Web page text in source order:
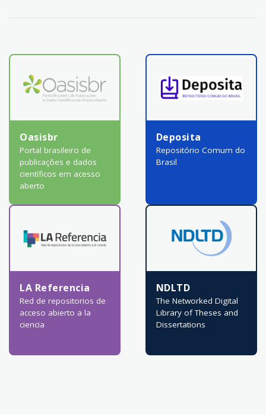
Oasisbr
Portal brasileiro de
publicações e dados
científicos em acesso
aberto
Deposita
Repositório Comum do
Brasil
LA Referencia
Red de repositorios de
acceso abierto a la
ciencia
NDLTD
The Networked Digital
Library of Theses and
Dissertations